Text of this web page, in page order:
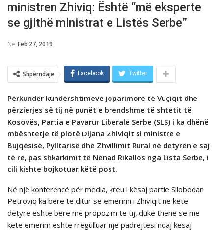
ministren Zhiviq: Ёshtë “më eksperte
se gjithë ministrat e Listës Serbe”
Në Feb 27, 2019
Shpërndaje Facebook Twitter
Përkundër kundërshtimeve joparimore të Vuçiqit dhe
përzierjes së tij në punët e brendshme të shtetit të
Kosovës, Partia e Pavarur Liberale Serbe (SLS) i ka dhënë
mbështetje të plotë Dijana Zhiviqit si ministre e
Bujqësisë, Pylltarisë dhe Zhvillimit Rural në detyrën e saj
të re, pas shkarkimit të Nenad Rikallos nga Lista Serbe, i
cili kishte bojkotuar këtë post.
Në një konferencë për media, kreu i kësaj partie Sllobodan
Petroviq ka bërë të ditur se emërimi i Zhiviqit në këtë
detyrë është bërë me propozim të tij, duke thënë se me
këtë emërim është rregulluar një padrejtësi ndaj kësaj